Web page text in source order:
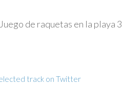
Juego de raquetas en la playa 3